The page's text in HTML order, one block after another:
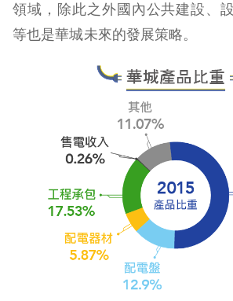
領域，除此之外國內公共建設、
等也是華城未來的發展策略。